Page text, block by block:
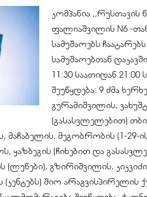
კომპანია ,,რუსთავის
ფალიაშვილის N6 -
სამუშაოებს ჩაატარებს.
სამუშაოებთან
11:30 საათიდან
შეუწყდება: 9 ძმა
გურამიშვილის,
(გასასვლელებით)
მეგობრობის (1-29-
ყაზბეგის (ჩიხებით და
გზირიშვილის,
შიო არაგვისპირელის